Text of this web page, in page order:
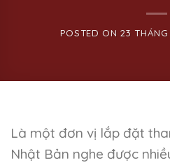
POSTED ON23 THÁNG
Là một đơn vị lắp đặt
Nhật Bản nghe được